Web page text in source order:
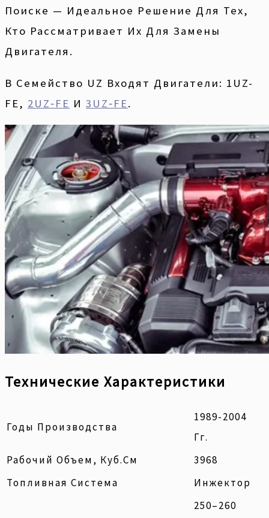
Поиске — Идеальное Решение Для Тех,
Кто Рассматривает Их Для Замены
Двигателя.
В Семейство UZ Входят Двигатели: 1UZ-
FE, 2UZ‑FE И 3UZ‑FE.
Технические Характеристики
Годы Производства
1989-2004
Гг.
Рабочий Объем, Куб.см
3968
Топливная Система
Инжектор
250–260